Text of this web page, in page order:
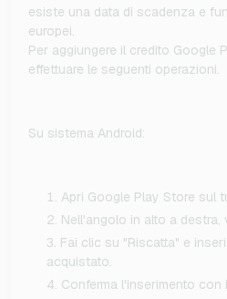
esiste una data di scadenza e
europei.
Per aggiungere il credito Google
effettuare le seguenti operazioni.
Su sistema Android:
Apri Google Play Store sul
Nell'angolo in alto a destra,
Fai clic su "Riscatta" e
acquistato.
Conferma l'inserimento con